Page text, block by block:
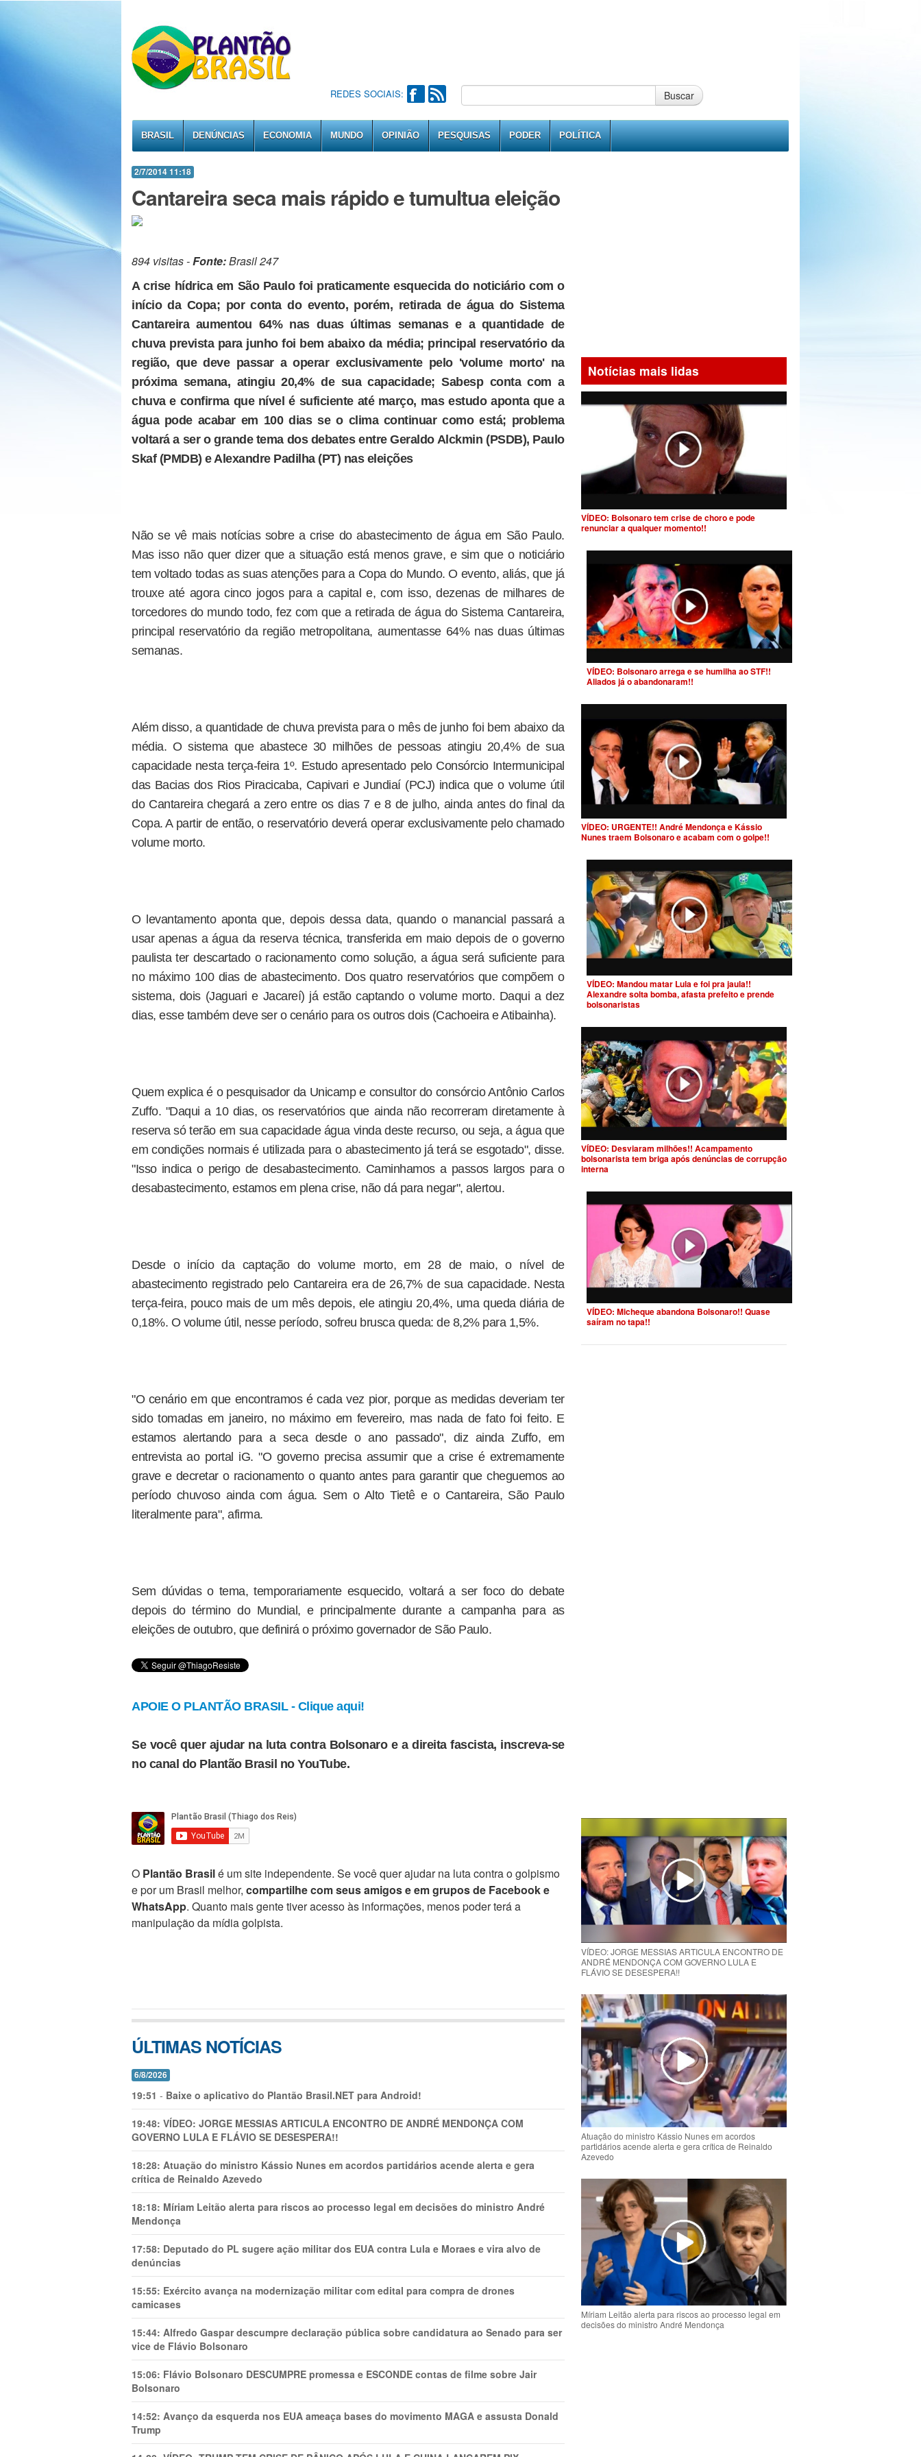
REDES SOCIAIS: Buscar
BRASIL DENÚNCIAS ECONOMIA MUNDO OPINIÃO PESQUISAS PODER POLÍTICA
2/7/2014 11:18
Cantareira seca mais rápido e tumultua eleição
894 visitas -Fonte:Brasil 247
A crise hídrica em São Paulo foi praticamente esquecida do noticiário com o
início da Copa; por conta do evento, porém, retirada de água do Sistema
Cantareira aumentou 64% nas duas últimas semanas e a quantidade de
chuva prevista para junho foi bem abaixo da média; principal reservatório da
região, que deve passar a operar exclusivamente pelo 'volume morto' na
próxima semana, atingiu 20,4% de sua capacidade; Sabesp conta com a
chuva e confirma que nível é suficiente até março, mas estudo aponta que a
água pode acabar em 100 dias se o clima continuar como está; problema
voltará a ser o grande tema dos debates entre Geraldo Alckmin (PSDB), Paulo
Skaf (PMDB) e Alexandre Padilha (PT) nas eleições
Não se vê mais notícias sobre a crise do abastecimento de água em São Paulo.
Mas isso não quer dizer que a situação está menos grave, e sim que o noticiário
tem voltado todas as suas atenções para a Copa do Mundo. O evento, aliás, que já
trouxe até agora cinco jogos para a capital e, com isso, dezenas de milhares de
torcedores do mundo todo, fez com que a retirada de água do Sistema Cantareira,
principal reservatório da região metropolitana, aumentasse 64% nas duas últimas
semanas.
Além disso, a quantidade de chuva prevista para o mês de junho foi bem abaixo da
média. O sistema que abastece 30 milhões de pessoas atingiu 20,4% de sua
capacidade nesta terça-feira 1º. Estudo apresentado pelo Consórcio Intermunicipal
das Bacias dos Rios Piracicaba, Capivari e Jundiaí (PCJ) indica que o volume útil
do Cantareira chegará a zero entre os dias 7 e 8 de julho, ainda antes do final da
Copa. A partir de então, o reservatório deverá operar exclusivamente pelo chamado
volume morto.
O levantamento aponta que, depois dessa data, quando o manancial passará a
usar apenas a água da reserva técnica, transferida em maio depois de o governo
paulista ter descartado o racionamento como solução, a água será suficiente para
no máximo 100 dias de abastecimento. Dos quatro reservatórios que compõem o
sistema, dois (Jaguari e Jacareí) já estão captando o volume morto. Daqui a dez
dias, esse também deve ser o cenário para os outros dois (Cachoeira e Atibainha).
Quem explica é o pesquisador da Unicamp e consultor do consórcio Antônio Carlos
Zuffo. "Daqui a 10 dias, os reservatórios que ainda não recorreram diretamente à
reserva só terão em sua capacidade água vinda deste recurso, ou seja, a água que
em condições normais é utilizada para o abastecimento já terá se esgotado", disse.
"Isso indica o perigo de desabastecimento. Caminhamos a passos largos para o
desabastecimento, estamos em plena crise, não dá para negar", alertou.
Desde o início da captação do volume morto, em 28 de maio, o nível de
abastecimento registrado pelo Cantareira era de 26,7% de sua capacidade. Nesta
terça-feira, pouco mais de um mês depois, ele atingiu 20,4%, uma queda diária de
0,18%. O volume útil, nesse período, sofreu brusca queda: de 8,2% para 1,5%.
"O cenário em que encontramos é cada vez pior, porque as medidas deveriam ter
sido tomadas em janeiro, no máximo em fevereiro, mas nada de fato foi feito. E
estamos alertando para a seca desde o ano passado", diz ainda Zuffo, em
entrevista ao portal iG. "O governo precisa assumir que a crise é extremamente
grave e decretar o racionamento o quanto antes para garantir que cheguemos ao
período chuvoso ainda com água. Sem o Alto Tietê e o Cantareira, São Paulo
literalmente para", afirma.
Sem dúvidas o tema, temporariamente esquecido, voltará a ser foco do debate
depois do término do Mundial, e principalmente durante a campanha para as
eleições de outubro, que definirá o próximo governador de São Paulo.
APOIE O PLANTÃO BRASIL - Clique aqui!
Se você quer ajudar na luta contra Bolsonaro e a direita fascista, inscreva-se
no canal do Plantão Brasil no YouTube.
O Plantão Brasilé um site independente. Se você quer ajudar na luta contra o golpismo
e por um Brasil melhor, compartilhe com seus amigos e em grupos de Facebook e
WhatsApp. Quanto mais gente tiver acesso às informações, menos poder terá a
manipulação da mídia golpista.
ÚLTIMAS NOTÍCIAS
6/8/2026
19:51 - Baixe o aplicativo do Plantão Brasil.NET para Android!
19:48: VÍDEO: JORGE MESSIAS ARTICULA ENCONTRO DE ANDRÉ MENDONÇA COM
GOVERNO LULA E FLÁVIO SE DESESPERA!!
18:28: Atuação do ministro Kássio Nunes em acordos partidários acende alerta e gera
crítica de Reinaldo Azevedo
18:18: Míriam Leitão alerta para riscos ao processo legal em decisões do ministro André
Mendonça
17:58: Deputado do PL sugere ação militar dos EUA contra Lula e Moraes e vira alvo de
denúncias
15:55: Exército avança na modernização militar com edital para compra de drones
camicases
15:44: Alfredo Gaspar descumpre declaração pública sobre candidatura ao Senado para ser
vice de Flávio Bolsonaro
15:06: Flávio Bolsonaro DESCUMPRE promessa e ESCONDE contas de filme sobre Jair
Bolsonaro
14:52: Avanço da esquerda nos EUA ameaça bases do movimento MAGA e assusta Donald
Trump
Notícias mais lidas
VÍDEO: Bolsonaro tem crise de choro e pode
renunciar a qualquer momento!!
VÍDEO: Bolsonaro arrega e se humilha ao STF!!
Aliados já o abandonaram!!
VÍDEO: URGENTE!! André Mendonça e Kássio
Nunes traem Bolsonaro e acabam com o golpe!!
VÍDEO: Mandou matar Lula e foi pra jaula!!
Alexandre solta bomba, afasta prefeito e prende
bolsonaristas
VÍDEO: Desviaram milhões!! Acampamento
bolsonarista tem briga após denúncias de corrupção
interna
VÍDEO: Micheque abandona Bolsonaro!! Quase
saíram no tapa!!
VÍDEO: JORGE MESSIAS ARTICULA ENCONTRO DE
ANDRÉ MENDONÇA COM GOVERNO LULA E
FLÁVIO SE DESESPERA!!
Atuação do ministro Kássio Nunes em acordos
partidários acende alerta e gera crítica de Reinaldo
Azevedo
Míriam Leitão alerta para riscos ao processo legal em
decisões do ministro André Mendonça